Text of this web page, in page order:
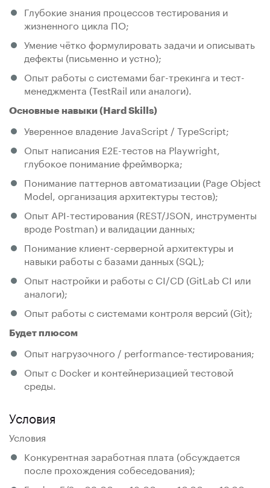
Глубокие знания процессов тестирования и
жизненного цикла ПО;
Умение чётко формулировать задачи и описывать
дефекты (письменно и устно);
Опыт работы с системами баг-трекинга и тест-
менеджмента (TestRail или аналоги).
Основные навыки (Hard Skills)
Уверенное владение JavaScript / TypeScript;
Опыт написания E2E-тестов на Playwright,
глубокое понимание фреймворка;
Понимание паттернов автоматизации (Page Object
Model, организация архитектуры тестов);
Опыт API-тестирования (REST/JSON, инструменты
вроде Postman) и валидации данных;
Понимание клиент-серверной архитектуры и
навыки работы с базами данных (SQL);
Опыт настройки и работы с CI/CD (GitLab CI или
аналоги);
Опыт работы с системами контроля версий (Git);
Будет плюсом
Опыт нагрузочного / performance-тестирования;
Опыт с Docker и контейнеризацией тестовой
среды.
Условия
Условия
Конкурентная заработная плата (обсуждается
после прохождения собеседования);